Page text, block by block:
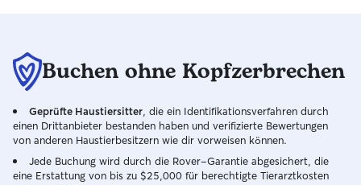
Buchen ohne Kopfzerbrechen
Geprüfte Haustiersitter , die ein Identifikationsverfahren durch
einen Drittanbieter bestanden haben und verifizierte Bewertungen
von anderen Haustierbesitzern wie dir vorweisen können.
Jede Buchung wird durch die Rover-Garantie abgesichert, die
eine Erstattung von bis zu $25,000 für berechtigte Tierarztkosten